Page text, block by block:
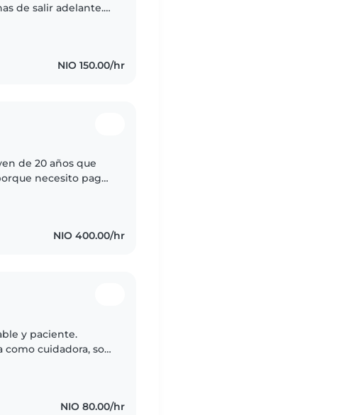
de salir adelante.
NIO 150.00/hr
de 20 años que
necesito pagar
NIO 400.00/hr
y paciente.
cuidadora, soy
NIO 80.00/hr